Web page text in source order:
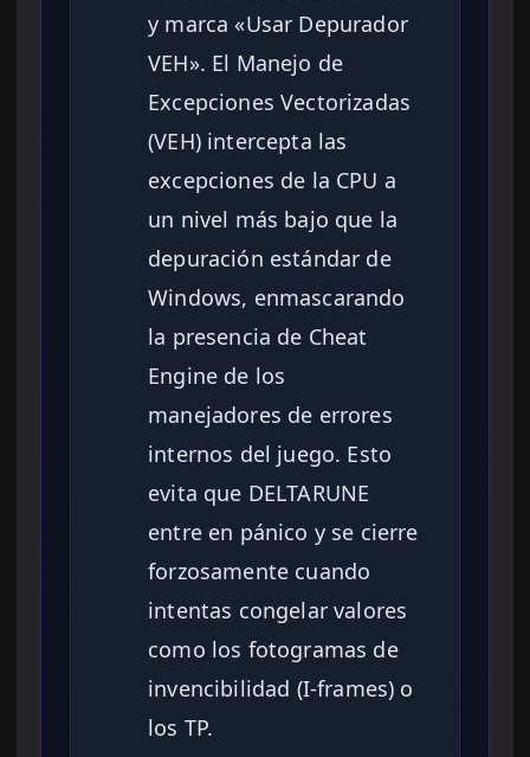
y marca «Usar Depurador
VEH». El Manejo de
Excepciones Vectorizadas
(VEH) intercepta las
excepciones de la CPU a
un nivel más bajo que la
depuración estándar de
Windows, enmascarando
la presencia de Cheat
Engine de los
manejadores de errores
internos del juego. Esto
evita que DELTARUNE
entre en pánico y se cierre
forzosamente cuando
intentas congelar valores
como los fotogramas de
invencibilidad (I-frames) o
los TP.